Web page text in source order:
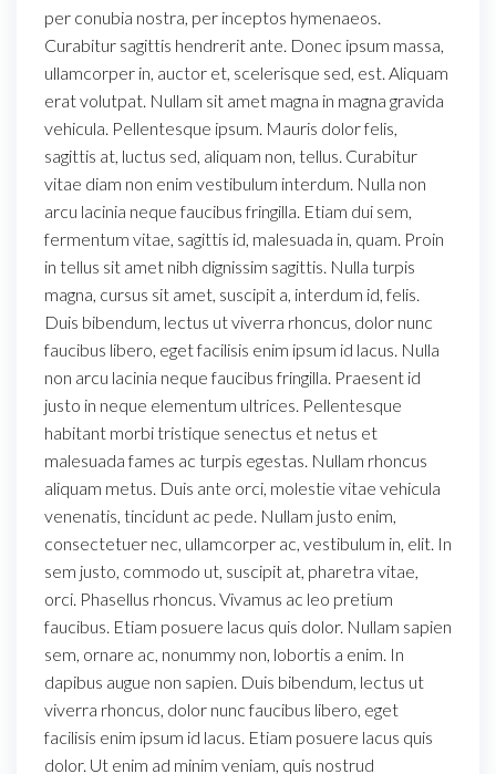
per conubia nostra, per inceptos hymenaeos.
Curabitur sagittis hendrerit ante. Donec ipsum massa,
ullamcorper in, auctor et, scelerisque sed, est. Aliquam
erat volutpat. Nullam sit amet magna in magna gravida
vehicula. Pellentesque ipsum. Mauris dolor felis,
sagittis at, luctus sed, aliquam non, tellus. Curabitur
vitae diam non enim vestibulum interdum. Nulla non
arcu lacinia neque faucibus fringilla. Etiam dui sem,
fermentum vitae, sagittis id, malesuada in, quam. Proin
in tellus sit amet nibh dignissim sagittis. Nulla turpis
magna, cursus sit amet, suscipit a, interdum id, felis.
Duis bibendum, lectus ut viverra rhoncus, dolor nunc
faucibus libero, eget facilisis enim ipsum id lacus. Nulla
non arcu lacinia neque faucibus fringilla. Praesent id
justo in neque elementum ultrices. Pellentesque
habitant morbi tristique senectus et netus et
malesuada fames ac turpis egestas. Nullam rhoncus
aliquam metus. Duis ante orci, molestie vitae vehicula
venenatis, tincidunt ac pede. Nullam justo enim,
consectetuer nec, ullamcorper ac, vestibulum in, elit. In
sem justo, commodo ut, suscipit at, pharetra vitae,
orci. Phasellus rhoncus. Vivamus ac leo pretium
faucibus. Etiam posuere lacus quis dolor. Nullam sapien
sem, ornare ac, nonummy non, lobortis a enim. In
dapibus augue non sapien. Duis bibendum, lectus ut
viverra rhoncus, dolor nunc faucibus libero, eget
facilisis enim ipsum id lacus. Etiam posuere lacus quis
dolor. Ut enim ad minim veniam, quis nostrud